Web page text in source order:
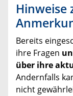
Hinweise
Bereits
ihre Fragen
über ihre
Andernfalls
nicht